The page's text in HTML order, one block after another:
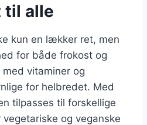
til alle
kun en lækker ret, men
for både frokost og
vitaminer og
for helbredet. Med
tilpasses til forskellige
og veganske